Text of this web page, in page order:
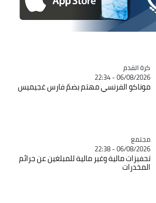
Catégorie
كرة القدم
06/08/2026 - 22:34
موناكو الفرنسي مهتم بضمّ فارس غجيميس
Catégorie
مجتمع
06/08/2026 - 22:38
تحفيزات مالية وغير مالية للمبلغين عن جرائم
المخدرات